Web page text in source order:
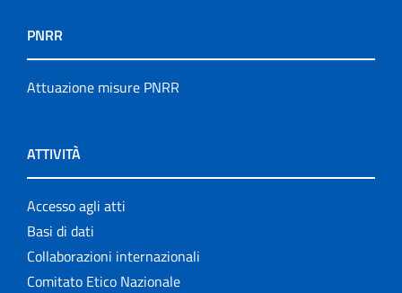
PNRR
Attuazione misure PNRR
ATTIVITÀ
Accesso agli atti
Basi di dati
Collaborazioni internazionali
Comitato Etico Nazionale